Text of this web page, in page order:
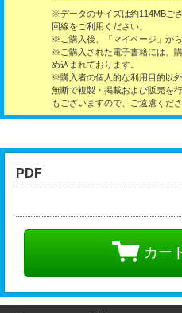
※データのサイズは約114MBご
回線をご利用ください。
※ご購入後、「マイページ」か
※ご購入された電子書籍には、
め込まれております。
※購入者の個人的な利用目的以
無断で複製・掲載および販売を
もございますので、ご遠慮くださ
PDF
カー